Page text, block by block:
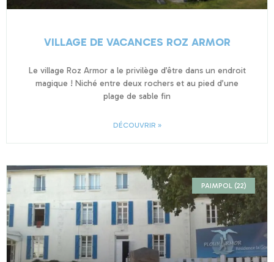
VILLAGE DE VACANCES ROZ ARMOR
Le village Roz Armor a le privilège d’être dans un endroit
magique ! Niché entre deux rochers et au pied d’une
plage de sable fin
DÉCOUVRIR »
PAIMPOL (22)